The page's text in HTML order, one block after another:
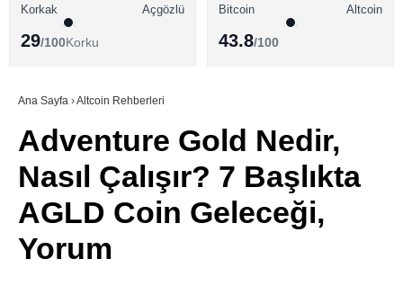
Youtube
TikTok
Pinterest
ALTCOİN HABERLERİ
SÖZLÜK
Korkak
Açgözlü
29/100Korku
Bitcoin
Altcoin
43.8/100
Ana Sayfa ›Altcoin Rehberleri
Adventure Gold Nedir,
Nasıl Çalışır? 7 Başlıkta
AGLD Coin Geleceği,
Yorum